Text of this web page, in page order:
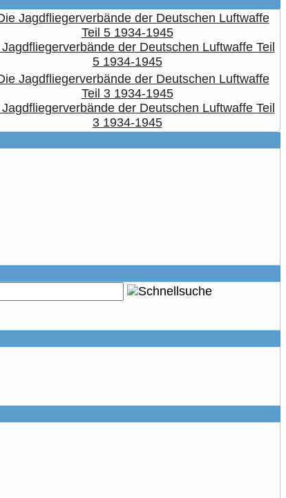
der Deutschen Luftwaffe Teil
5 1934-1945
der Deutschen Luftwaffe Teil
3 1934-1945